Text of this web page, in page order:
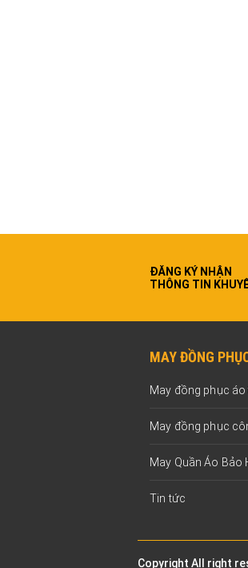
ĐĂNG KÝ NHẬN
THÔNG TIN
MAY ĐỒNG
May đồng phục áo
May đồng phục
May Quần Áo Bảo
Tin tức
Copyright All right